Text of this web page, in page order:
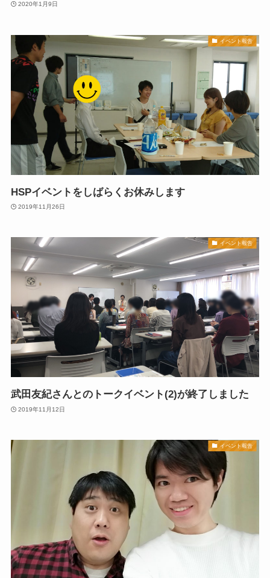
2020年1月9日
イベント報告
HSPイベントをしばらくお休みします
2019年11月26日
イベント報告
武田友紀さんとのトークイベント(2)が終了しました
2019年11月12日
イベント報告